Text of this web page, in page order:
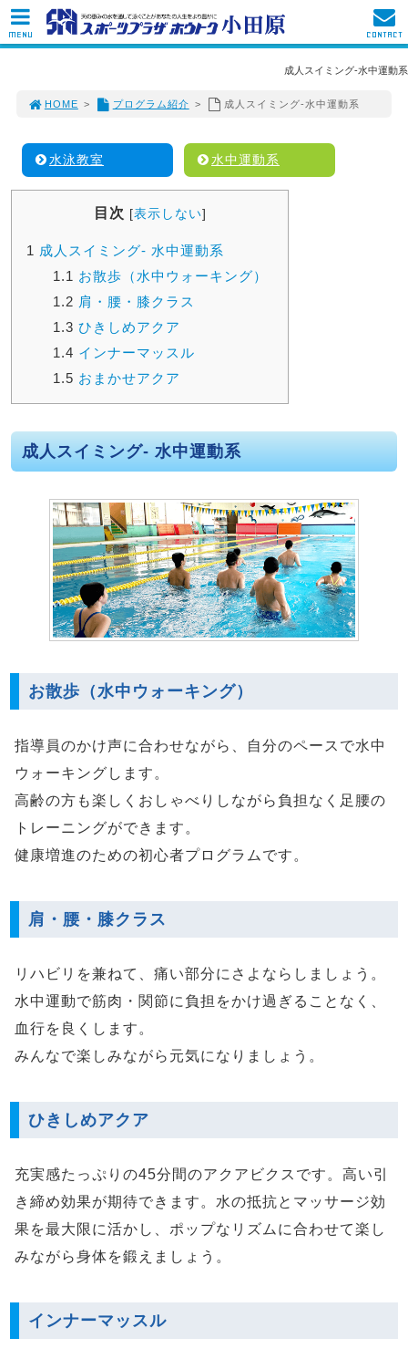
成人スイミング-水中運動系
HOME > プログラム紹介 > 成人スイミング-水中運動系
水泳教室 水中運動系
目次 [表示しない]
1 成人スイミング- 水中運動系
1.1 お散歩（水中ウォーキング）
1.2 肩・腰・膝クラス
1.3 ひきしめアクア
1.4 インナーマッスル
1.5 おまかせアクア
成人スイミング- 水中運動系
お散歩（水中ウォーキング）
指導員のかけ声に合わせながら、自分のペースで水中
ウォーキングします。
高齢の方も楽しくおしゃべりしながら負担なく足腰の
トレーニングができます。
健康増進のための初心者プログラムです。
肩・腰・膝クラス
リハビリを兼ねて、痛い部分にさよならしましょう。
水中運動で筋肉・関節に負担をかけ過ぎることなく、
血行を良くします。
みんなで楽しみながら元気になりましょう。
ひきしめアクア
充実感たっぷりの45分間のアクアビクスです。高い引
き締め効果が期待できます。水の抵抗とマッサージ効
果を最大限に活かし、ポップなリズムに合わせて楽し
みながら身体を鍛えましょう。
インナーマッスル
MENU CONTACT